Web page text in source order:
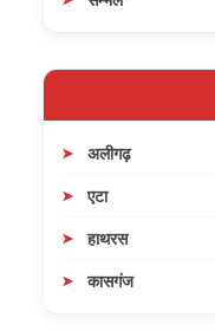
अलीगढ़
एटा
हाथरस
कासगंज